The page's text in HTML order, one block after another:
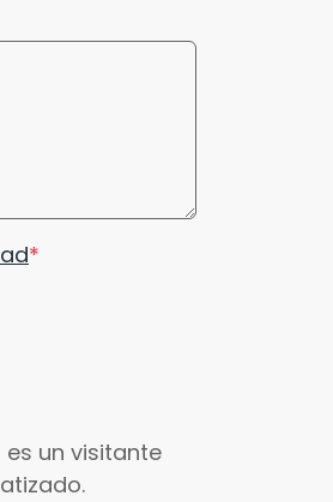
un visitante